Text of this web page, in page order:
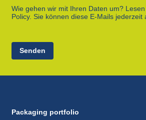
Wie gehen wir mit Ihren Daten um?
Policy. Sie können diese E-Mails jederzeit
Senden
Packaging portfolio